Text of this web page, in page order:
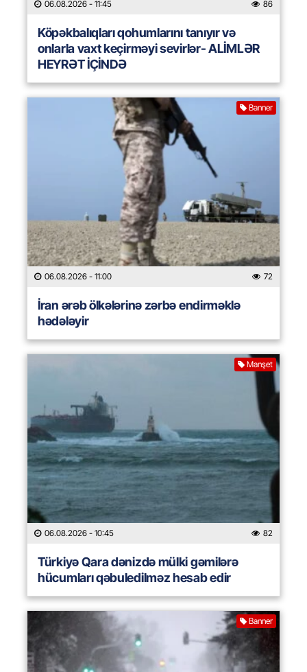
06.08.2026 - 11:45 86
Köpəkbalıqları qohumlarını tanıyır və
onlarla vaxt keçirməyi sevirlər- ALİMLƏR
HEYRƏT İÇİNDƏ
Banner
06.08.2026 - 11:00 72
İran ərəb ölkələrinə zərbə endirməklə
hədələyir
Manşet
06.08.2026 - 10:45 82
Türkiyə Qara dənizdə mülki gəmilərə
hücumları qəbuledilməz hesab edir
Banner